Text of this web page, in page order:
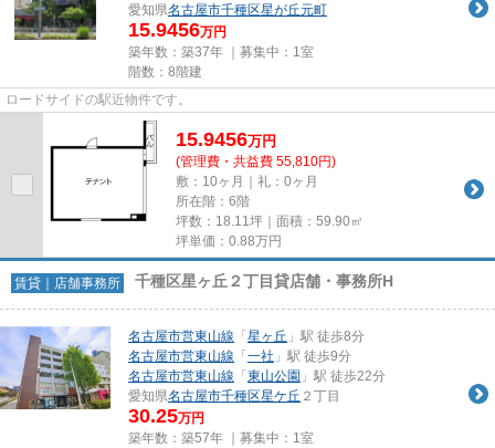
愛知県名古屋市千種区星が丘元町
15.9456万円
築年数：築37年 ｜募集中： 1室
階数：8階建
ロードサイドの駅近物件です。
15.9456万円
(管理費・共益費 55,810円)
敷：10ヶ月｜礼：0ヶ月
所在階：6階
坪数：18.11坪｜面積：59.90㎡
坪単価： 0.88万円
賃貸｜店舗事務所 千種区星ヶ丘２丁目貸店舗・事務所H
名古屋市営東山線 「 星ヶ丘 」駅 徒歩8分
名古屋市営東山線 「 一社 」駅 徒歩9分
名古屋市営東山線 「 東山公園 」駅 徒歩22分
愛知県名古屋市千種区星ケ丘 ２丁目
30.25万円
築年数：築57年 ｜募集中： 1室